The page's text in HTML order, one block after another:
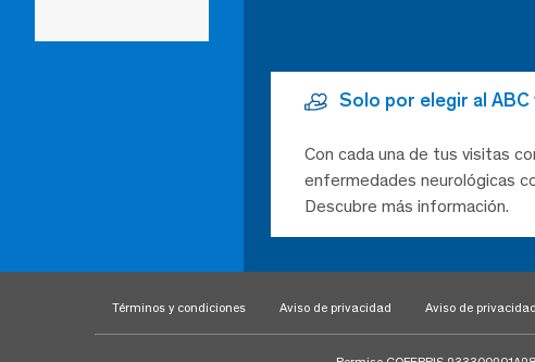
Solo por elegir al ABC
Con cada una de tus visitas
enfermedades neurológicas
Descubre más información.
Términos y condiciones Aviso de privacidad Aviso de